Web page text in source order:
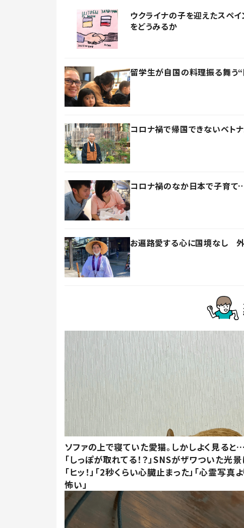
ウクライナの子を迎えたス
をどうみるか
留学生が自国の料理振る舞
コロナ禍で帰国できないベ
コロナ禍のなか日本で子育て
お遍路愛する心に国境なし
ソファの上で寝ていた愛猫。しかしよく見ると…
「しっぽが取れてる！？」SNSがザワついた光
「ヒッ！」「2秒くらい心臓止まった」「心霊写真よ
怖い」